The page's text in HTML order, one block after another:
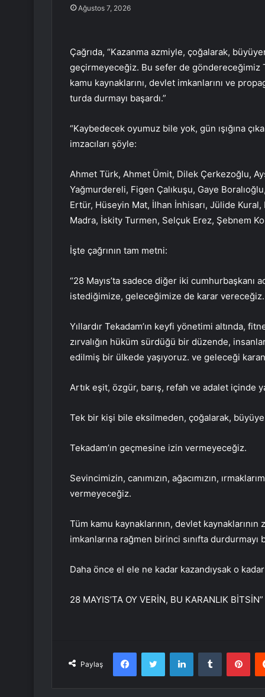
Ağustos 7, 2026
Çağrıda, “Kazanma azmiyle, çoğalarak,
geçirmeyeceğiz. Bu sefer de göndereceğimiz
kamu kaynaklarını, devlet imkanlarını ve
turda durmayı başardı.”
“Kaybedecek oyumuz bile yok, gün ışığına
imzacıları şöyle:
Ahmet Türk, Ahmet Ümit, Dilek Çerkezoğlu,
Yağmurdereli, Figen Çalıkuşu, Gaye
Ertür, Hüseyin Mat, İlhan İnhisarı, Jülide
Madra, İskity Turmen, Selçuk Erez, Şebnem
İşte çağrının tam metni:
“28 Mayıs’ta sadece diğer iki cumhurbaşkanı
istediğimize, geleceğimize de karar vereceğiz.
Yıllardır Tekadam’ın keyfi yönetimi altında,
zırvalığın hüküm sürdüğü bir düzende,
edilmiş bir ülkede yaşıyoruz. ve geleceği
Artık eşit, özgür, barış, refah ve adalet içinde
Tek bir kişi bile eksilmeden, çoğalarak,
Tekadam’ın geçmesine izin vermeyeceğiz.
Sevincimizin, canımızın, ağacımızın,
vermeyeceğiz.
Tüm kamu kaynaklarının, devlet
imkanlarına rağmen birinci sınıfta durdurmayı
Daha önce el ele ne kadar kazandıysak o
28 MAYIS’TA OY VERİN, BU KARANLIK
Paylaş
FacebookTwitter LinkedInTumblr